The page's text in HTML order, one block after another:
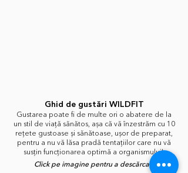
Ghid de gustări WILDFIT
Gustarea poate fi de multe ori o abatere de la
un stil de viață sănătos, așa că vă înzestrăm cu 10
rețete gustoase și sănătoase, ușor de preparat,
pentru a nu vă lăsa pradă tentațiilor care nu vă
susțin funcționarea optimă a organismului!
Click pe imagine pentru a descărca..